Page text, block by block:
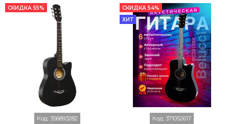
СКИДКА 55%
Код: 356893282
СКИДКА 54%
ХИТ
Код: 371052617